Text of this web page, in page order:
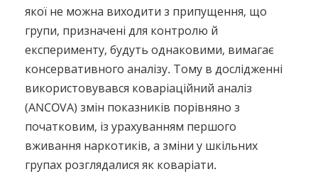
якої не можна виходити з припущення, що
групи, призначені для контролю й
експерименту, будуть однаковими, вимагає
консервативного аналізу. Тому в дослідженні
використовувався коваріаційний аналіз
(ANCOVA) змін показників порівняно з
початковим, із урахуванням першого
вживання наркотиків, а зміни у шкільних
групах розглядалися як коваріати.